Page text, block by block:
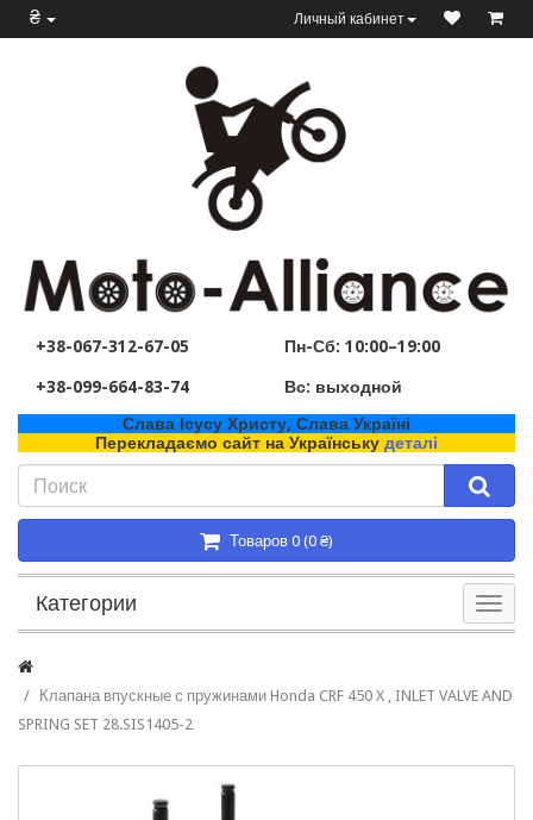
₴ Личный кабинет
+38-067-312-67-05
+38-099-664-83-74
Пн-Сб: 10:00–19:00
Вс: выходной
Слава Ісусу Христу, Слава Україні
Перекладаємо сайт на Українську деталі
Товаров 0 (0 ₴)
Категории
Клапана впускные с пружинами Honda CRF 450 X , INLET VALVE AND
SPRING SET 28.SIS1405-2